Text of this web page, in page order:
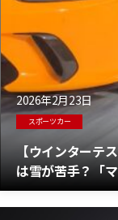
2026年2月23日
スポーツカー
【ウインターテ
は雪が苦手？「
GTS」雪上では
いほど接近する